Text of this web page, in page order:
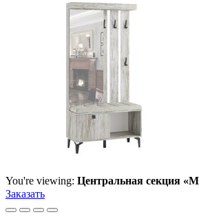
You're viewing: Центральная секция
Заказать